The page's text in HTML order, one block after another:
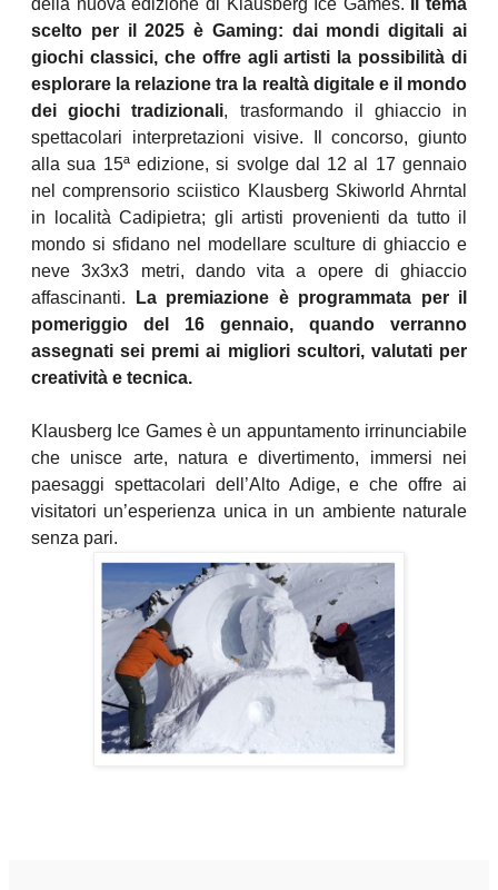
della nuova edizione di Klausberg Ice Games.
Il tema
scelto per il 2025 è Gaming: dai mondi digitali ai
giochi classici, che offre agli artisti la possibilità di
esplorare la relazione tra la realtà digitale e il mondo
dei giochi tradizionali, trasformando il ghiaccio in
spettacolari interpretazioni visive. Il concorso, giunto
alla sua 15ª edizione, si svolge dal 12 al 17 gennaio
nel comprensorio sciistico Klausberg Skiworld Ahrntal
in località Cadipietra; gli artisti provenienti da tutto il
mondo si sfidano nel modellare sculture di ghiaccio e
neve 3x3x3 metri, dando vita a opere di ghiaccio
affascinanti. La premiazione è programmata per il
pomeriggio del 16 gennaio, quando verranno
assegnati sei premi ai migliori scultori, valutati per
creatività e tecnica.
Klausberg Ice Games è un appuntamento irrinunciabile
che unisce arte, natura e divertimento, immersi nei
paesaggi spettacolari dell’Alto Adige, e che offre ai
visitatori un’esperienza unica in un ambiente naturale
senza pari.